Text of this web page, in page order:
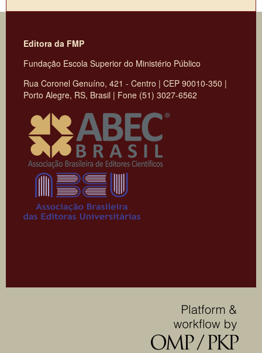
Editora da FMP
Fundação Escola Superior do Ministério Público
Rua Coronel Genuíno, 421 - Centro | CEP 90010-350 |
Porto Alegre, RS, Brasil | Fone (51) 3027-6562